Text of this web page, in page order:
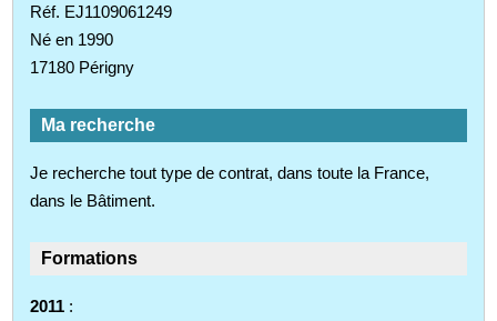
Réf. EJ1109061249
Né en 1990
17180 Périgny
Ma recherche
Je recherche tout type de contrat, dans toute la France,
dans le Bâtiment.
Formations
2011 :